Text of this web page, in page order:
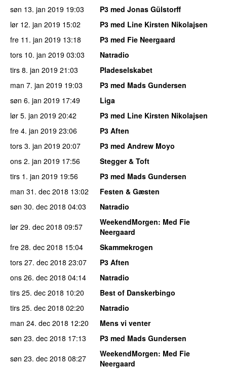
søn 13. jan 2019 19:03
P3 med Jonas Gülstorff
lør 12. jan 2019 15:02
P3 med Line Kirsten Nikolajsen
fre 11. jan 2019 13:18
P3 med Fie Neergaard
tors 10. jan 2019 03:03
Natradio
tirs 8. jan 2019 21:03
Pladeselskabet
man 7. jan 2019 19:03
P3 med Mads Gundersen
søn 6. jan 2019 17:49
Liga
lør 5. jan 2019 20:42
P3 med Line Kirsten Nikolajsen
fre 4. jan 2019 23:06
P3 Aften
tors 3. jan 2019 20:07
P3 med Andrew Moyo
ons 2. jan 2019 17:56
Stegger & Toft
tirs 1. jan 2019 19:56
P3 med Mads Gundersen
man 31. dec 2018 13:02
Festen & Gæsten
søn 30. dec 2018 04:03
Natradio
lør 29. dec 2018 09:57 WeekendMorgen: Med Fie
Neergaard
fre 28. dec 2018 15:04
Skammekrogen
tors 27. dec 2018 23:07
P3 Aften
ons 26. dec 2018 04:14
Natradio
tirs 25. dec 2018 10:20
Best of Danskerbingo
tirs 25. dec 2018 02:20
Natradio
man 24. dec 2018 12:20
Mens vi venter
søn 23. dec 2018 17:13
P3 med Mads Gundersen
søn 23. dec 2018 08:27 WeekendMorgen: Med Fie
Neergaard